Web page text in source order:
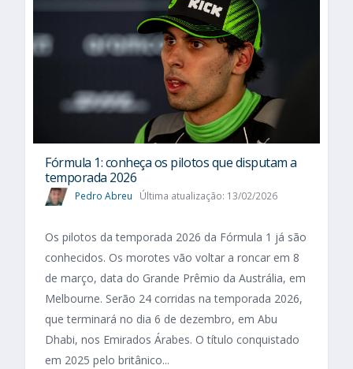
Fórmula 1: conheça os pilotos que disputam a
temporada 2026
Pedro Abreu Última atualização: 13/02/2026
Os pilotos da temporada 2026 da Fórmula 1 já são
conhecidos. Os morotes vão voltar a roncar em 8
de março, data do Grande Prêmio da Austrália, em
Melbourne. Serão 24 corridas na temporada 2026,
que terminará no dia 6 de dezembro, em Abu
Dhabi, nos Emirados Árabes. O título conquistado
em 2025 pelo britânico...